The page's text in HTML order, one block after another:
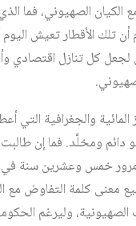
الصهيوني، فما
تلك الأقطار تعيش
لجعل كل تنازل
والجغرافية
ومخلَّد. فما إن طالبت
خمس وعشرين سنة في
كلمة التفاوض مع
وليرغم